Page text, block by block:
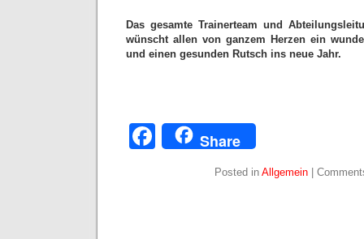
Das gesamte Trainerteam und
wünscht allen von ganzem Herzen ein
und einen gesunden Rutsch ins neue Jahr.
Facebook
Share
Posted in Allgemein|